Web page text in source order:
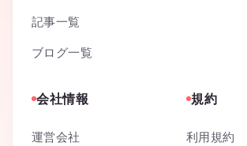
記事一覧
ブログ一覧
会社情報
運営会社
規約
利用規約